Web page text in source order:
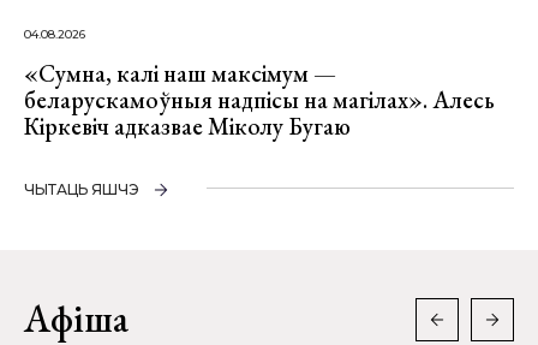
04.08.2026
«Сумна, калі наш максімум —
беларускамоўныя надпісы на магілах». Алесь
Кіркевіч адказвае Міколу Бугаю
ЧЫТАЦЬ ЯШЧЭ
Афіша